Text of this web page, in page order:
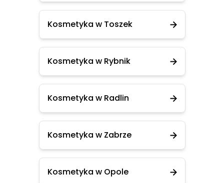
Kosmetyka w Toszek
Kosmetyka w Rybnik
Kosmetyka w Radlin
Kosmetyka w Zabrze
Kosmetyka w Opole